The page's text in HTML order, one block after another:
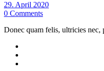
29. April 2020
0 Comments
Donec quam felis, ultricies nec,